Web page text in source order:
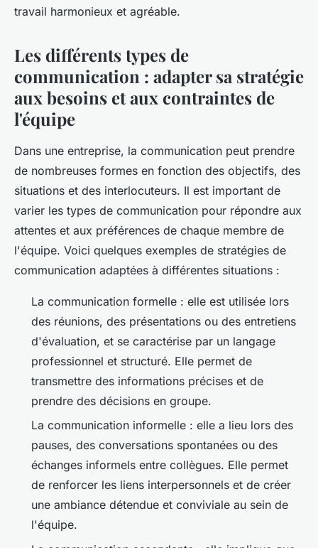
travail harmonieux et agréable.
Les différents types de
communication : adapter sa stratégie
aux besoins et aux contraintes de
l'équipe
Dans une entreprise, la communication peut prendre
de nombreuses formes en fonction des objectifs, des
situations et des interlocuteurs. Il est important de
varier les types de communication pour répondre aux
attentes et aux préférences de chaque membre de
l'équipe. Voici quelques exemples de stratégies de
communication adaptées à différentes situations :
La communication formelle : elle est utilisée lors
des réunions, des présentations ou des entretiens
d'évaluation, et se caractérise par un langage
professionnel et structuré. Elle permet de
transmettre des informations précises et de
prendre des décisions en groupe.
La communication informelle : elle a lieu lors des
pauses, des conversations spontanées ou des
échanges informels entre collègues. Elle permet
de renforcer les liens interpersonnels et de créer
une ambiance détendue et conviviale au sein de
l'équipe.